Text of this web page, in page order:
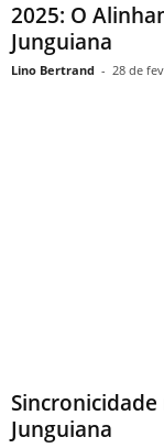
2025: O
Junguiana
Lino Bertrand - 28 de
Junguiana